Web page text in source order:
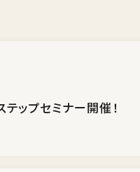
テップセミナー開催！